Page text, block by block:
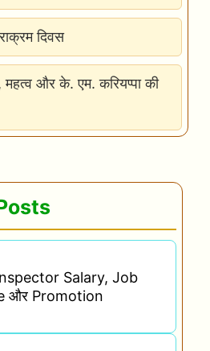
दिवस
महत्व और के. एम. करियप्पा की
Salary, Job
और Promotion